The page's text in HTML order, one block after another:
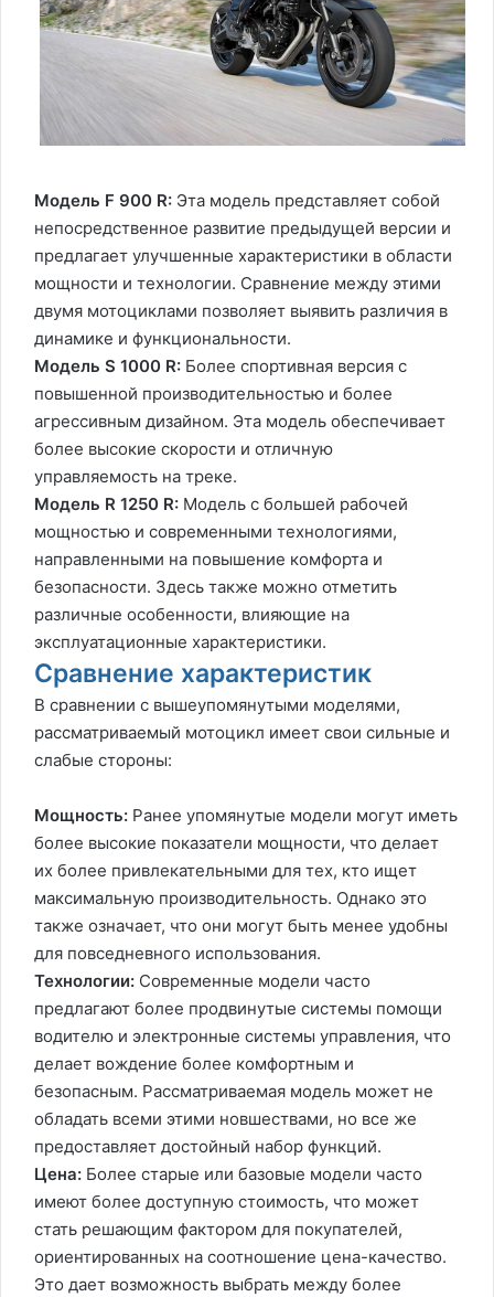
Модель F 900 R: Эта модель представляет собой
непосредственное развитие предыдущей версии и
предлагает улучшенные характеристики в области
мощности и технологии. Сравнение между этими
двумя мотоциклами позволяет выявить различия в
динамике и функциональности.
Модель S 1000 R: Более спортивная версия с
повышенной производительностью и более
агрессивным дизайном. Эта модель обеспечивает
более высокие скорости и отличную
управляемость на треке.
Модель R 1250 R: Модель с большей рабочей
мощностью и современными технологиями,
направленными на повышение комфорта и
безопасности. Здесь также можно отметить
различные особенности, влияющие на
эксплуатационные характеристики.
Сравнение характеристик
В сравнении с вышеупомянутыми моделями,
рассматриваемый мотоцикл имеет свои сильные и
слабые стороны:
Мощность: Ранее упомянутые модели могут иметь
более высокие показатели мощности, что делает
их более привлекательными для тех, кто ищет
максимальную производительность. Однако это
также означает, что они могут быть менее удобны
для повседневного использования.
Технологии: Современные модели часто
предлагают более продвинутые системы помощи
водителю и электронные системы управления, что
делает вождение более комфортным и
безопасным. Рассматриваемая модель может не
обладать всеми этими новшествами, но все же
предоставляет достойный набор функций.
Цена: Более старые или базовые модели часто
имеют более доступную стоимость, что может
стать решающим фактором для покупателей,
ориентированных на соотношение цена-качество.
Это дает возможность выбрать между более